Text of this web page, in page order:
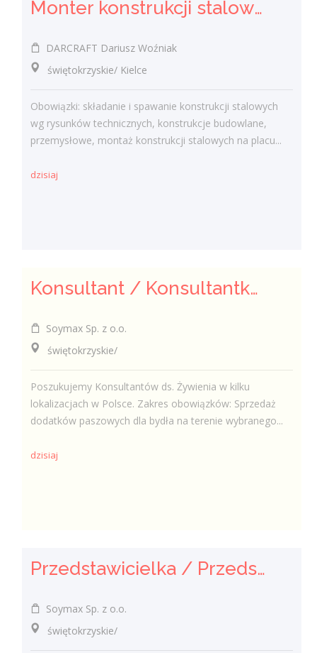
Monter konstrukcji stalowych - ślusarz (K/M/I)
DARCRAFT Dariusz Woźniak
świętokrzyskie/ Kielce
Obowiązki: składanie i spawanie konstrukcji stalowych
wg rysunków technicznych, konstrukcje budowlane,
przemysłowe, montaż konstrukcji stalowych na placu...
dzisiaj
Konsultant / Konsultantka ds. żywienia
Soymax Sp. z o.o.
świętokrzyskie/
Poszukujemy Konsultantów ds. Żywienia w kilku
lokalizacjach w Polsce. Zakres obowiązków: Sprzedaż
dodatków paszowych dla bydła na terenie wybranego...
dzisiaj
Przedstawicielka / Przedstawiciel Handlowy ds. Żywienia Zwierząt
Soymax Sp. z o.o.
świętokrzyskie/